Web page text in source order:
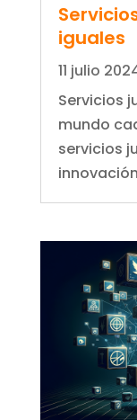
iguales
11 julio
Servicios
mundo
servicios